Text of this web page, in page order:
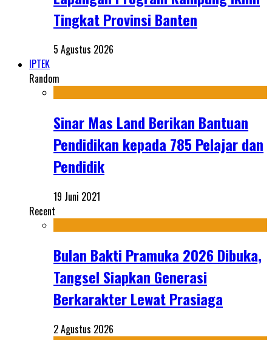
Tingkat Provinsi Banten
5 Agustus 2026
IPTEK
Random
Sinar Mas Land Berikan Bantuan
Pendidikan kepada 785 Pelajar dan
Pendidik
19 Juni 2021
Recent
Bulan Bakti Pramuka 2026 Dibuka,
Tangsel Siapkan Generasi
Berkarakter Lewat Prasiaga
2 Agustus 2026